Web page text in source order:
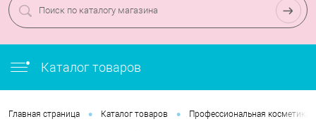
Каталог товаров
Главная страница • Каталог товаров • Профессиональная косметика